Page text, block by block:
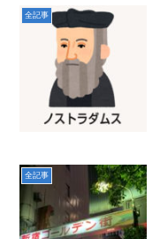
全記事
全記事